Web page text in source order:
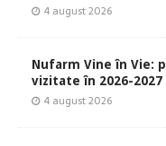
4 august 2026
Nufarm Vine în Vie:
vizitate în 2026-2027
4 august 2026